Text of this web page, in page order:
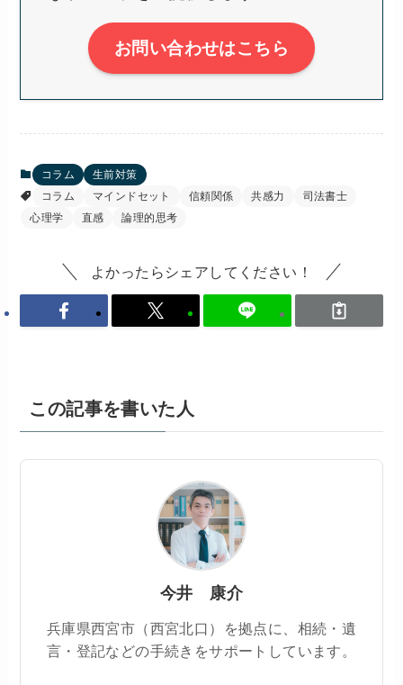
お問い合わせはこちら
コラム
生前対策
コラム
マインドセット 信頼関係 共感力
司法書士
心理学
直感 論理的思考
よかったらシェアしてください！
この記事を書いた人
今井 康介
兵庫県西宮市（西宮北口）を拠点に、相続・遺
言・登記などの手続きをサポートしています。